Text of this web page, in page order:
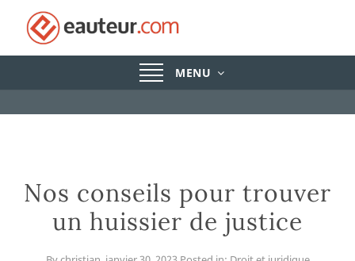
Toggle
navigation
MENU
Nos conseils pour trouver
un huissier de justice